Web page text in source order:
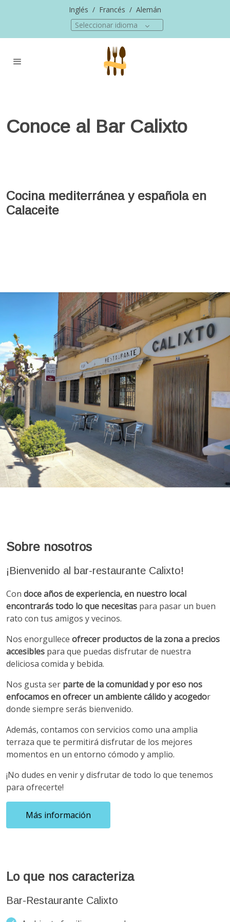
Inglés / Francés / Alemán
Seleccionar idioma
Conoce al Bar Calixto
Cocina mediterránea y española en
Calaceite
Sobre nosotros
¡Bienvenido al bar-restaurante Calixto!
Con doce años de experiencia, en nuestro local
encontrarás todo lo que necesitas para pasar un buen
rato con tus amigos y vecinos.
Nos enorgullece ofrecer productos de la zona a precios
accesibles para que puedas disfrutar de nuestra
deliciosa comida y bebida.
Nos gusta ser parte de la comunidad y por eso nos
enfocamos en ofrecer un ambiente cálido y acogedor
donde siempre serás bienvenido.
Además, contamos con servicios como una amplia
terraza que te permitirá disfrutar de los mejores
momentos en un entorno cómodo y amplio.
¡No dudes en venir y disfrutar de todo lo que tenemos
para ofrecerte!
Más información
Lo que nos caracteriza
Bar-Restaurante Calixto